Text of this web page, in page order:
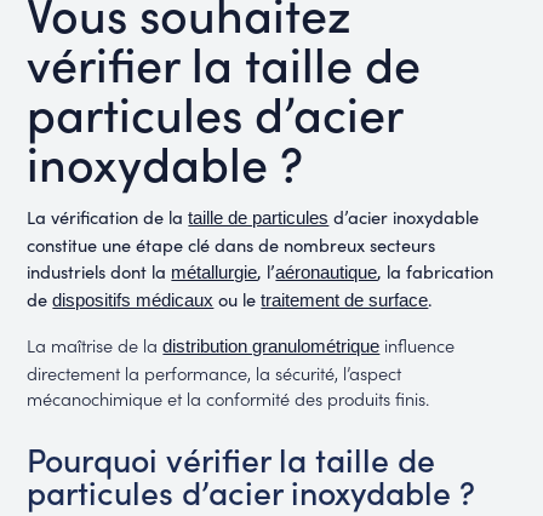
vérifier la taille de
particules d’acier
inoxydable ?
La vérification de lataille de particules d’acier inoxydable
constitue une étape clé dans de nombreux secteurs
industriels dont la métallurgie, l’aéronautique, la fabrication
dedispositifs médicaux ou letraitement de surface.
La maîtrise de ladistribution granulométrique influence
directement la performance, la sécurité, l’aspect
mécanochimique et la conformité des produits finis.
Pourquoi vérifier la taille de
particules d’acier inoxydable ?